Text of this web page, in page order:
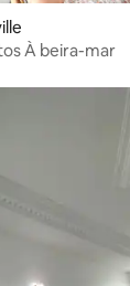
À beira-mar